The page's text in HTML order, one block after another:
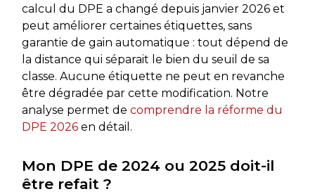
calcul du DPE a changé depuis janvier 2026 et
peut améliorer certaines étiquettes, sans
garantie de gain automatique : tout dépend de
la distance qui séparait le bien du seuil de sa
classe. Aucune étiquette ne peut en revanche
être dégradée par cette modification. Notre
analyse permet de comprendre la réforme du
DPE 2026en détail.
Mon DPE de 2024 ou 2025 doit-il
être refait ?